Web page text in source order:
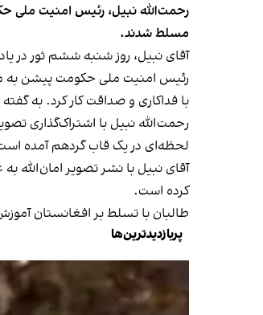
رحمت‌الله نبیل، رئیس امنیت ملی
مسلط شدند.
آقای نبیل، روز شنبه ششم ثور در
رئیس امنیت ملی حکومت پیشن به
با فداکاری و صداقت کار کرد. به
رحمت‌الله نبیل با اشتراک‌گذاری
لحظه‌ای در یک قاب گردهم آمده
آقای نبیل با نشر تصویر امان‌الله
کرده است.
طالبان با تسلط بر افغانستان
پربازدیدترین‌ها